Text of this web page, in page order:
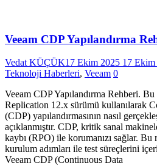
Veeam CDP Yapılandırma
Vedat KÜÇÜK17 Ekim 2025 17 Ekim
Teknoloji Haberleri, Veeam 0
Veeam CDP Yapılandırma Rehberi.
Replication 12.x sürümü kullanılarak
(CDP) yapılandırmasının nasıl
açıklanmıştır. CDP, kritik sanal
kaybı (RPO) ile korumanızı sağlar. Bu
kurulum adımları ile test süreçlerini
Veeam CDP (Continuous Data